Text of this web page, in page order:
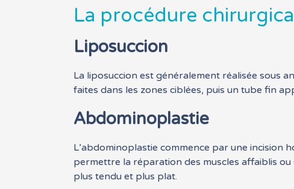
La procédure
Liposuccion
La liposuccion est généralement réalisée sous
faites dans les zones ciblées, puis un tube fin
Abdominoplastie
L’abdominoplastie commence par une incision
permettre la réparation des muscles affaiblis
plus tendu et plus plat.